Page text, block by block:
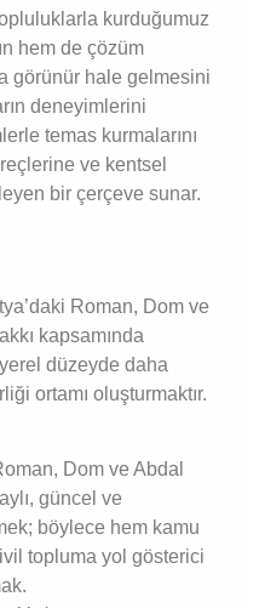
kurduğumuz
hem de çözüm
görünür hale gelmesini
deneyimlerini
temas kurmalarını
ve kentsel
bir çerçeve sunar.
Roman, Dom ve
kapsamında
düzeyde daha
ortamı oluşturmaktır.
Dom ve Abdal
güncel ve
böylece hem kamu
topluma yol gösterici